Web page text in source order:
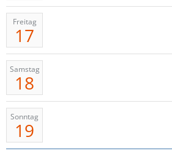
Freitag
17
Samstag
18
Sonntag
19